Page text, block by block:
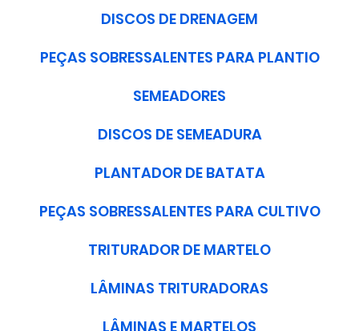
DISCOS DE DRENAGEM
PEÇAS SOBRESSALENTES PARA PLANTIO
SEMEADORES
DISCOS DE SEMEADURA
PLANTADOR DE BATATA
PEÇAS SOBRESSALENTES PARA CULTIVO
TRITURADOR DE MARTELO
LÂMINAS TRITURADORAS
LÂMINAS E MARTELOS